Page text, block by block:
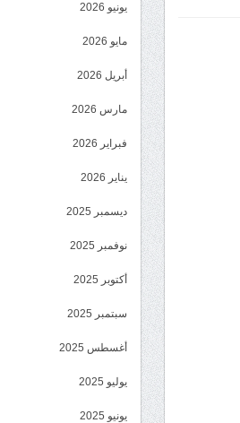
يونيو 2026
مايو 2026
أبريل 2026
مارس 2026
فبراير 2026
يناير 2026
ديسمبر 2025
نوفمبر 2025
أكتوبر 2025
سبتمبر 2025
أغسطس 2025
يوليو 2025
يونيو 2025